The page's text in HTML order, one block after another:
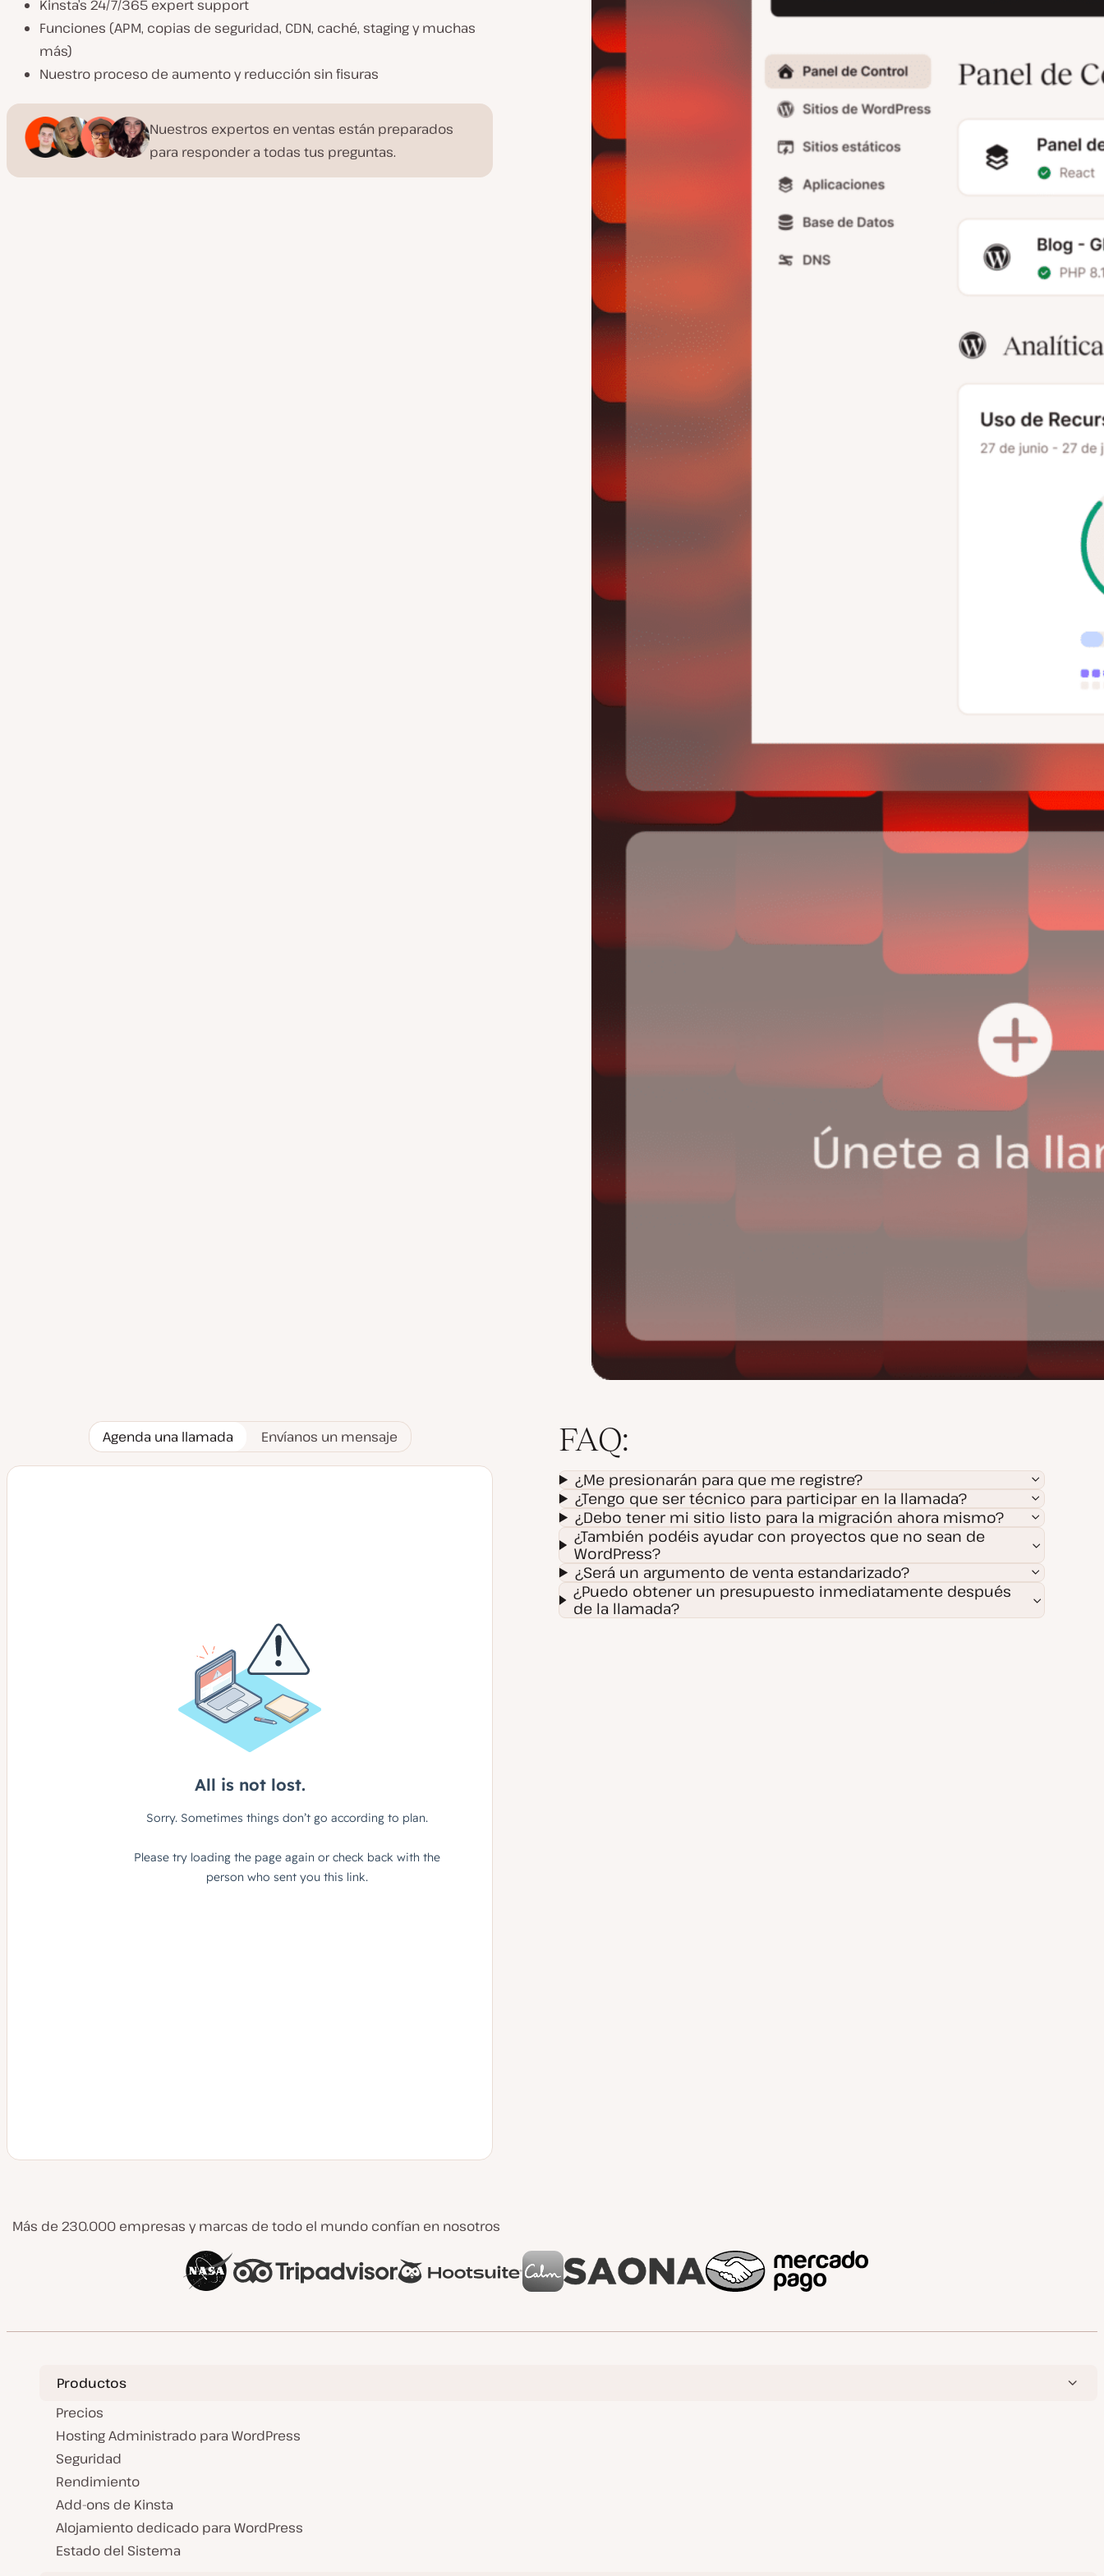
Kinsta’s 24/7/365 expert support
Funciones (APM, copias de seguridad, CDN, caché, staging y muchas
más)
Nuestro proceso de aumento y reducción sin fisuras
Nuestros expertos en ventas están preparados
para responder a todas tus preguntas.
Agenda una llamada Envíanos un mensaje FAQ:
¿Me presionarán para que me registre?
¿Tengo que ser técnico para participar en la llamada?
¿Debo tener mi sitio listo para la migración ahora mismo?
¿También podéis ayudar con proyectos que no sean de
WordPress?
¿Será un argumento de venta estandarizado?
¿Puedo obtener un presupuesto inmediatamente después
de la llamada?
Más de 230.000 empresas y marcas de todo el mundo confían en nosotros
Productos
Precios
Hosting Administrado para WordPress
Seguridad
Rendimiento
Add-ons de Kinsta
Alojamiento dedicado para WordPress
Estado del Sistema